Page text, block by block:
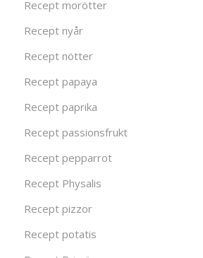
Recept morötter
Recept nyår
Recept nötter
Recept papaya
Recept paprika
Recept passionsfrukt
Recept pepparrot
Recept Physalis
Recept pizzor
Recept potatis